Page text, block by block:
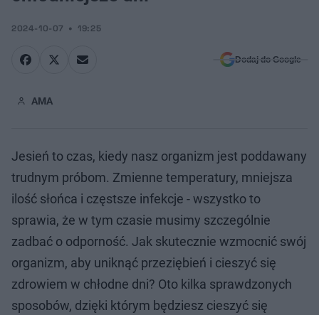
2024-10-07 19:25
Dodaj do Google
AMA
Jesień to czas, kiedy nasz organizm jest poddawany
trudnym próbom. Zmienne temperatury, mniejsza
ilość słońca i częstsze infekcje - wszystko to
sprawia, że w tym czasie musimy szczególnie
zadbać o odporność. Jak skutecznie wzmocnić swój
organizm, aby uniknąć przeziębień i cieszyć się
zdrowiem w chłodne dni? Oto kilka sprawdzonych
sposobów, dzięki którym będziesz cieszyć się